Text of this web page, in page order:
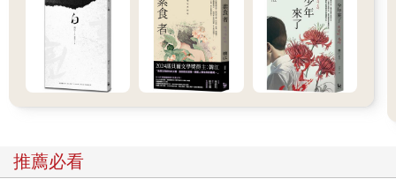
一個洞，蓋在提子上，再把鼻子穿過那個洞伸進去。只把鼻子浸
在熱水裡，就一點也不燙了。
過了一會兒，弟子說：「差不多燙好了吧！」
內供露出苦笑。光聽這句話，誰也不會想到是在說鼻子吧！
鼻子被熱水燙過之後，好像被跳蚤咬了一樣癢得受不了。內供把
鼻子從折敷的洞裡抽出來，然後弟子便伸出雙腳，開始用力猛踩
看著內供的光頭，一邊問：「您不痛嗎？大夫說要用盡全力踩，
推薦必看